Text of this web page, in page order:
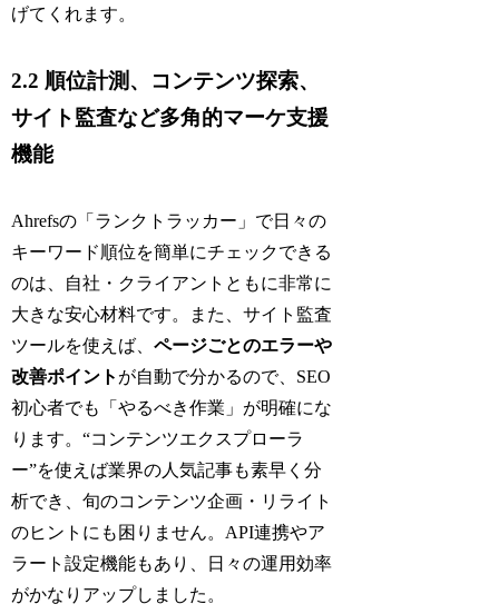
げてくれます。
2.2 順位計測、コンテンツ探索、
サイト監査など多角的マーケ支援
機能
Ahrefsの「ランクトラッカー」で日々の
キーワード順位を簡単にチェックできる
のは、自社・クライアントともに非常に
大きな安心材料です。また、サイト監査
ツールを使えば、ページごとのエラーや
改善ポイント が自動で分かるので、SEO
初心者でも「やるべき作業」が明確にな
ります。“コンテンツエクスプローラ
ー”を使えば業界の人気記事も素早く分
析でき、旬のコンテンツ企画・リライト
のヒントにも困りません。API連携やア
ラート設定機能もあり、日々の運用効率
がかなりアップしました。